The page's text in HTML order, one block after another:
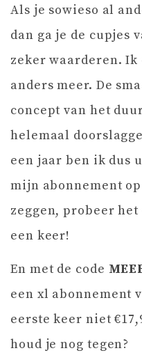
Als je sowieso al
dan ga je de cupjes
zeker waarderen.
anders meer. De
concept van het
helemaal
een jaar ben ik dus
mijn abonnement
zeggen, probeer
een keer!
En met de code
een xl abonnement
eerste keer niet
houd je nog tegen?